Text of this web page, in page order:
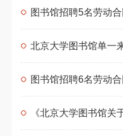
图书馆招聘5名劳动
图书馆招聘6名劳动